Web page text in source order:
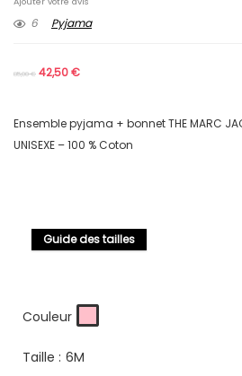
6 Pyjama
85,00€ 42,50€
Ensemble pyjama + bonnet THE MARC
UNISEXE – 100 % Coton
Guide des tailles
Couleur
Taille : 6M